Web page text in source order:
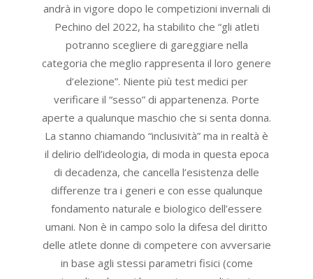
andrà in vigore dopo le competizioni invernali di
Pechino del 2022, ha stabilito che “gli atleti
potranno scegliere di gareggiare nella
categoria che meglio rappresenta il loro genere
d’elezione”. Niente più test medici per
verificare il “sesso” di appartenenza. Porte
aperte a qualunque maschio che si senta donna.
La stanno chiamando “inclusività” ma in realtà è
il delirio dell’ideologia, di moda in questa epoca
di decadenza, che cancella l’esistenza delle
differenze tra i generi e con esse qualunque
fondamento naturale e biologico dell’essere
umani. Non è in campo solo la difesa del diritto
delle atlete donne di competere con avversarie
in base agli stessi parametri fisici (come